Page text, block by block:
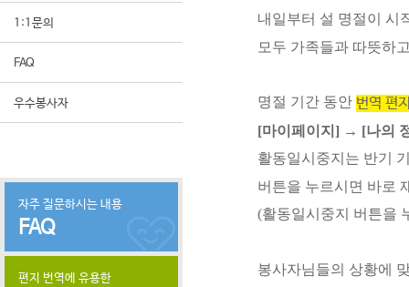
1:1문의
FAQ
우수봉사자
자주 질문하시는 내용
FAQ
편지 번역에 유용한
내일부터 설 명절이 시
모두 가족들과 따뜻하
명절 기간 동안 번역 편
[마이페이지] → [나의
활동일시중지는 반기
버튼을 누르시면 바로
(활동일시중지 버튼을
봉사자님들의 상황에